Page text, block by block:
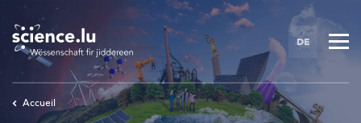
to
main
content
DE
Accueil